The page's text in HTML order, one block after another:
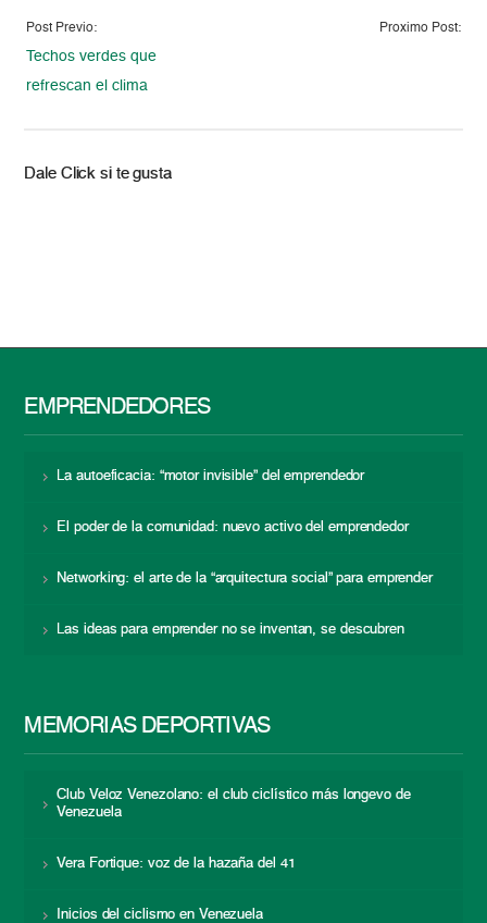
Post Previo:
Techos verdes que
refrescan el clima
Proximo Post:
Dale Click si te gusta
EMPRENDEDORES
La autoeficacia: “motor invisible” del emprendedor
El poder de la comunidad: nuevo activo del emprendedor
Networking: el arte de la “arquitectura social” para emprender
Las ideas para emprender no se inventan, se descubren
MEMORIAS DEPORTIVAS
Club Veloz Venezolano: el club ciclístico más longevo de
Venezuela
Vera Fortique: voz de la hazaña del 41
Inicios del ciclismo en Venezuela